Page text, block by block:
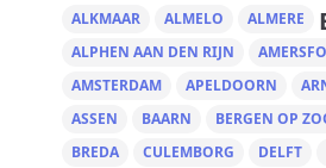
ALKMAAR ALMELO
ALMERE
ALPHEN AAN DEN RIJN
AMSTERDAM
APELDOORN
ASSEN
BAARN
BERGEN OP
BREDA
CULEMBORG DELFT